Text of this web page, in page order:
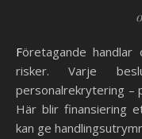
Företagande handlar ofta om att väga möjligheter mot
risker. Varje
personalrekrytering –
Här blir finansiering
kan ge